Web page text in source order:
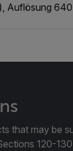
Auflösung
that may be
120-